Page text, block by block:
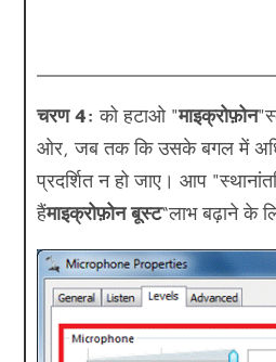
चरण 4:को हटाओ "माइक्रोफ़ोन
ओर, जब तक कि उसके बगल में
प्रदर्शित न हो जाए। आप
हैंमाइक्रोफ़ोन बूस्ट“लाभ बढ़ाने के